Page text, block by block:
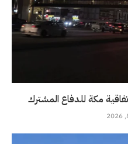
مكة للدفاع المشترك